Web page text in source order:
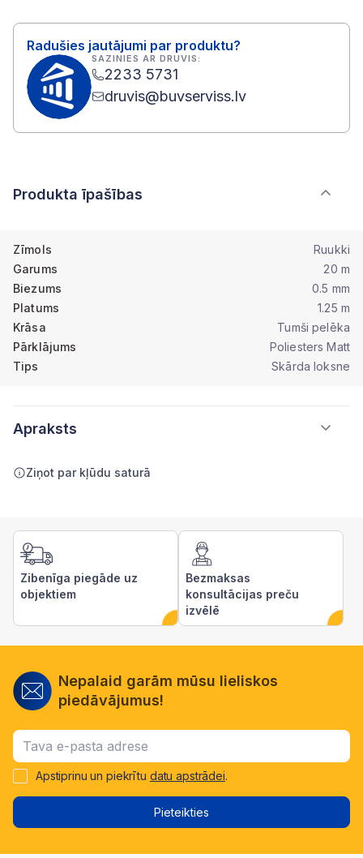
Radušies jautājumi par produktu?
SAZINIES AR DRUVIS:
2233 5731
druvis@buvserviss.lv
Produkta īpašības
Zīmols
Ruukki
Garums
20 m
Biezums
0.5 mm
Platums
1.25 m
Krāsa
Tumši pelēka
Pārklājums
Poliesters Matt
Tips
Skārda loksne
Apraksts
Ziņot par kļūdu saturā
Zibenīga piegāde uz
objektiem
Bezmaksas
konsultācijas preču
izvēlē
Nepalaid garām mūsu lieliskos
piedāvājumus!
Apstiprinu un piekrītu datu apstrādei.
Pieteikties